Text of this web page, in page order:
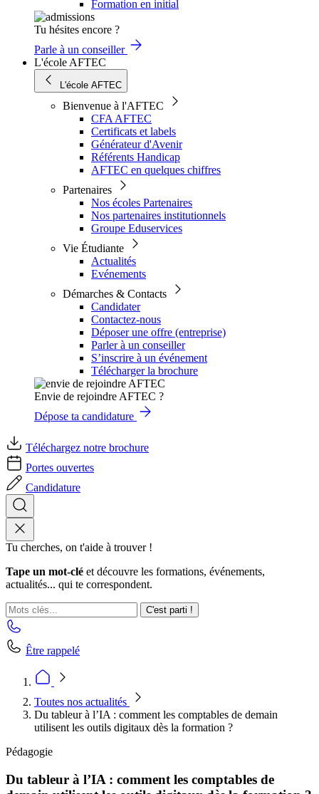
Formation en initial
Tu hésites encore ?
Parle à un conseiller
L'école AFTEC
L'école AFTEC
Bienvenue à l'AFTEC
CFA AFTEC
Certificats et labels
Générateur d'Avenir
Référents Handicap
AFTEC en quelques chiffres
Partenaires
Nos écoles Partenaires
Nos partenaires institutionnels
Groupe Eduservices
Vie Étudiante
Actualités
Evénements
Démarches & Contacts
Candidater
Contactez-nous
Déposer une offre (entreprise)
Parler à un conseiller
S’inscrire à un événement
Télécharger la brochure
Envie de rejoindre AFTEC ?
Dépose ta candidature
Téléchargez notre brochure
Portes ouvertes
Candidature
Tu cherches, on t'aide à trouver !
Tape un mot-clé et découvre les formations, événements,
actualités... qui te correspondent.
C'est parti !
Être rappelé
Toutes nos actualités
Du tableur à l’IA : comment les comptables de demain
utilisent les outils digitaux dès la formation ?
Pédagogie
Du tableur à l’IA : comment les comptables de